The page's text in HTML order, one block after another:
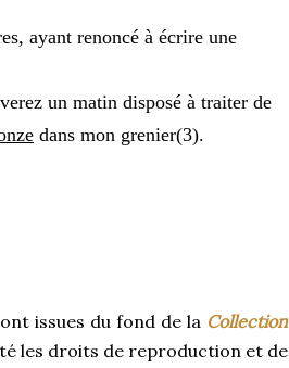
ayant renoncé à écrire une
un matin disposé à traiter de
dans mon grenier(3).
issues du fond de la Collection
les droits de reproduction et de